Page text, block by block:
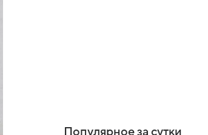
Популярное за сутки